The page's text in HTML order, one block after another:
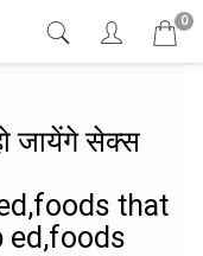
0
जायेंगे सेक्स
that
ed,foods